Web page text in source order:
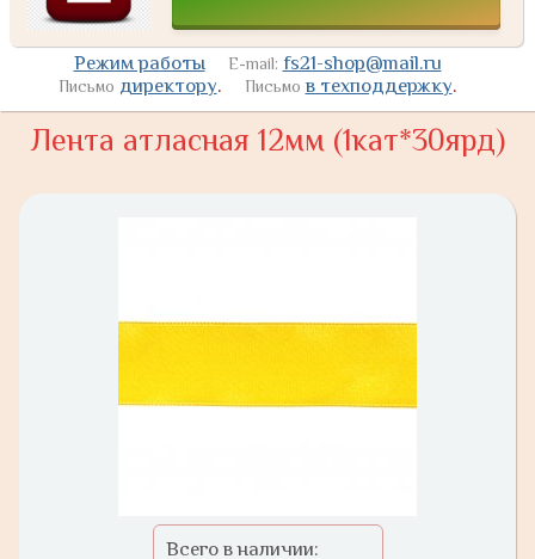
Режим работы E-mail: fs21-shop@mail.ru
Письмо директору. Письмо в техподдержку.
Лента атласная 12мм (1кат*30ярд)
Всего в наличии: